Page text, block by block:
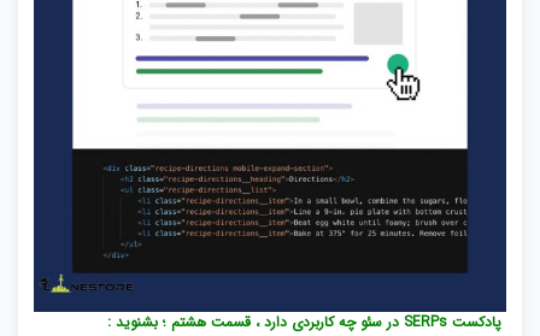
پادکست SERPs در سئو چه کاربردی دارد ، قسمت هشتم ؛ بشنوید :